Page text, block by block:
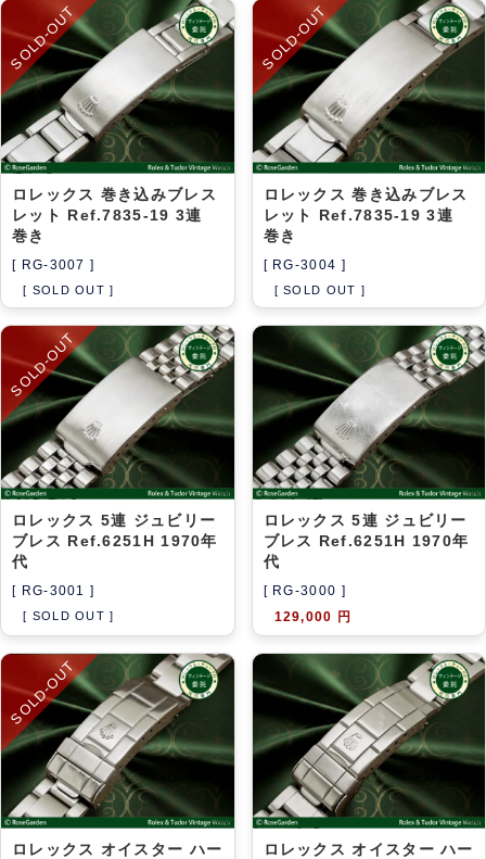
SOLD-OUT
ロレックス 巻き込みブレス
レット Ref.7835-19 3連
巻き
[ RG-3007 ]
[ SOLD OUT ]
SOLD-OUT
ロレックス 巻き込みブレス
レット Ref.7835-19 3連
巻き
[ RG-3004 ]
[ SOLD OUT ]
SOLD-OUT
ロレックス 5連 ジュビリー
ブレス Ref.6251H 1970年
代
[ RG-3001 ]
[ SOLD OUT ]
ロレックス 5連 ジュビリー
ブレス Ref.6251H 1970年
代
[ RG-3000 ]
129,000 円
SOLD-OUT
ロレックス オイスター ハー
ロレックス オイスター ハー